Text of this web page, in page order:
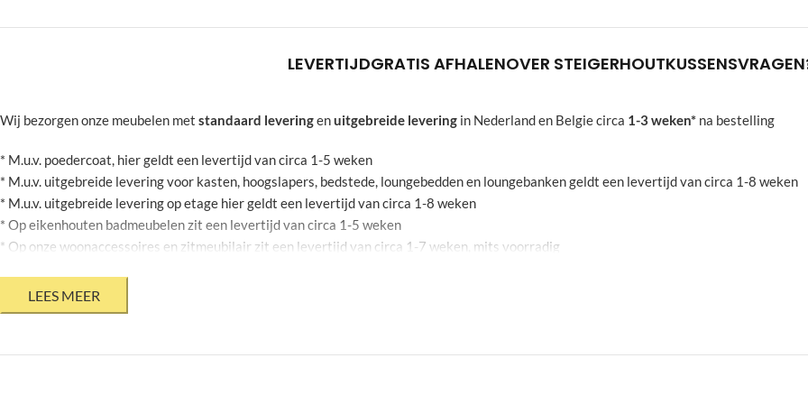
LEVERTIJDGRATIS AFHALENOVER STEIGERHOUTKUSSENS
Wij bezorgen onze meubelen met standaard leveringenuitgebreide levering in Nederland en Belgie circa 1-3 weken* na bestelling
* M.u.v. poedercoat, hier geldt een levertijd van circa 1-5 weken
* M.u.v. uitgebreide levering voor kasten, hoogslapers, bedstede, loungebedden en loungebanken geldt een levertijd van circa 1-8 weken
* M.u.v. uitgebreide levering op etage hier geldt een levertijd van circa 1-8 weken
* Op eikenhouten badmeubelen zit een levertijd van circa 1-5 weken
* Op onze woonaccessoires en zitmeubilair zit een levertijd van circa 1-7 weken, mits voorradig
* Mits jouw agenda dit toelaat
* Bovenstaande levertijden zijn onder voorbehoud en kunnen geen rechten aan worden ontnomen. De aangegeven weken zijn een indicatie.